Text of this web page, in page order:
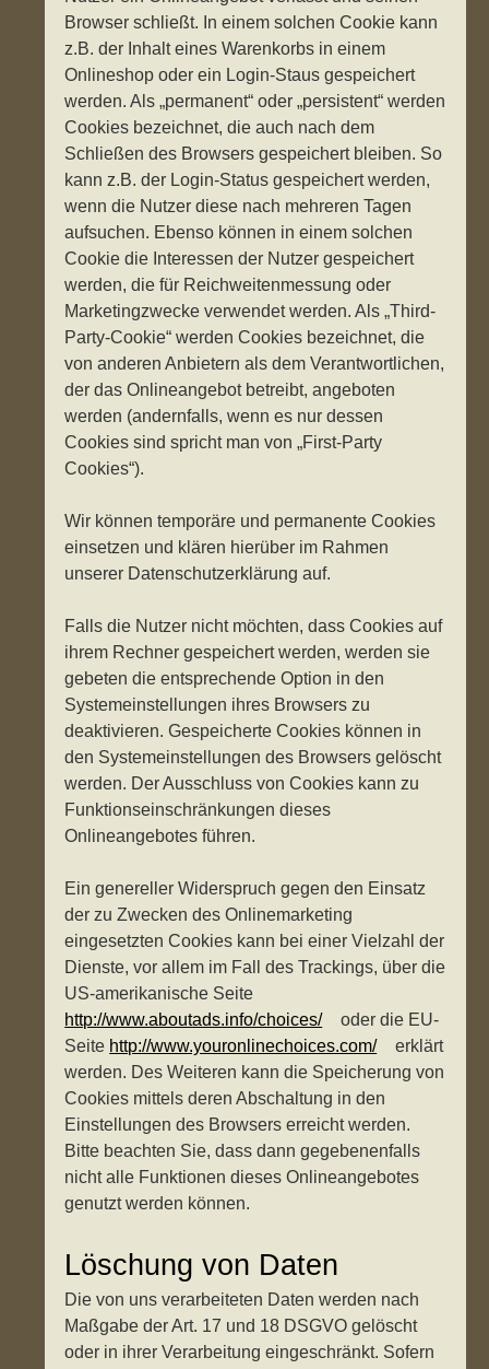
Browser schließt. In einem solchen Cookie kann
z.B. der Inhalt eines Warenkorbs in einem
Onlineshop oder ein Login-Staus gespeichert
werden. Als „permanent“ oder „persistent“ werden
Cookies bezeichnet, die auch nach dem
Schließen des Browsers gespeichert bleiben. So
kann z.B. der Login-Status gespeichert werden,
wenn die Nutzer diese nach mehreren Tagen
aufsuchen. Ebenso können in einem solchen
Cookie die Interessen der Nutzer gespeichert
werden, die für Reichweitenmessung oder
Marketingzwecke verwendet werden. Als „Third-
Party-Cookie“ werden Cookies bezeichnet, die
von anderen Anbietern als dem Verantwortlichen,
der das Onlineangebot betreibt, angeboten
werden (andernfalls, wenn es nur dessen
Cookies sind spricht man von „First-Party
Cookies“).
Wir können temporäre und permanente Cookies
einsetzen und klären hierüber im Rahmen
unserer Datenschutzerklärung auf.
Falls die Nutzer nicht möchten, dass Cookies auf
ihrem Rechner gespeichert werden, werden sie
gebeten die entsprechende Option in den
Systemeinstellungen ihres Browsers zu
deaktivieren. Gespeicherte Cookies können in
den Systemeinstellungen des Browsers gelöscht
werden. Der Ausschluss von Cookies kann zu
Funktionseinschränkungen dieses
Onlineangebotes führen.
Ein genereller Widerspruch gegen den Einsatz
der zu Zwecken des Onlinemarketing
eingesetzten Cookies kann bei einer Vielzahl der
Dienste, vor allem im Fall des Trackings, über die
US-amerikanische Seite
http://www.aboutads.info/choices/
oder die EU-
Seite http://www.youronlinechoices.com/
erklärt
werden. Des Weiteren kann die Speicherung von
Cookies mittels deren Abschaltung in den
Einstellungen des Browsers erreicht werden.
Bitte beachten Sie, dass dann gegebenenfalls
nicht alle Funktionen dieses Onlineangebotes
genutzt werden können.
Löschung von Daten
Die von uns verarbeiteten Daten werden nach
Maßgabe der Art. 17 und 18 DSGVO gelöscht
oder in ihrer Verarbeitung eingeschränkt. Sofern